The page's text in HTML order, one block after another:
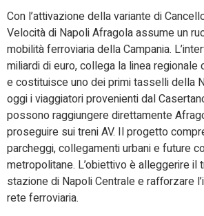
Con l’attivazione della variante di
Velocità di Napoli Afragola assume un
mobilità ferroviaria della Campania.
miliardi di euro, collega la linea regionale
e costituisce uno dei primi tasselli della
oggi i viaggiatori provenienti dal
possono raggiungere direttamente
proseguire sui treni AV. Il progetto
parcheggi, collegamenti urbani e future
metropolitane. L’obiettivo è alleggerire il
stazione di Napoli Centrale e rafforzare
rete ferroviaria.